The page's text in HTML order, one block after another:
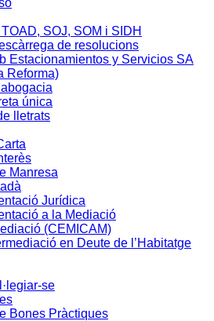
SOJ, SOM i SIDH
de resolucions
Estacionamientos y Servicios SA
Reforma)
única
lletrats
Manresa
Jurídica
a la Mediació
(CEMICAM)
en Deute de l’Habitatge
se
Bones Pràctiques